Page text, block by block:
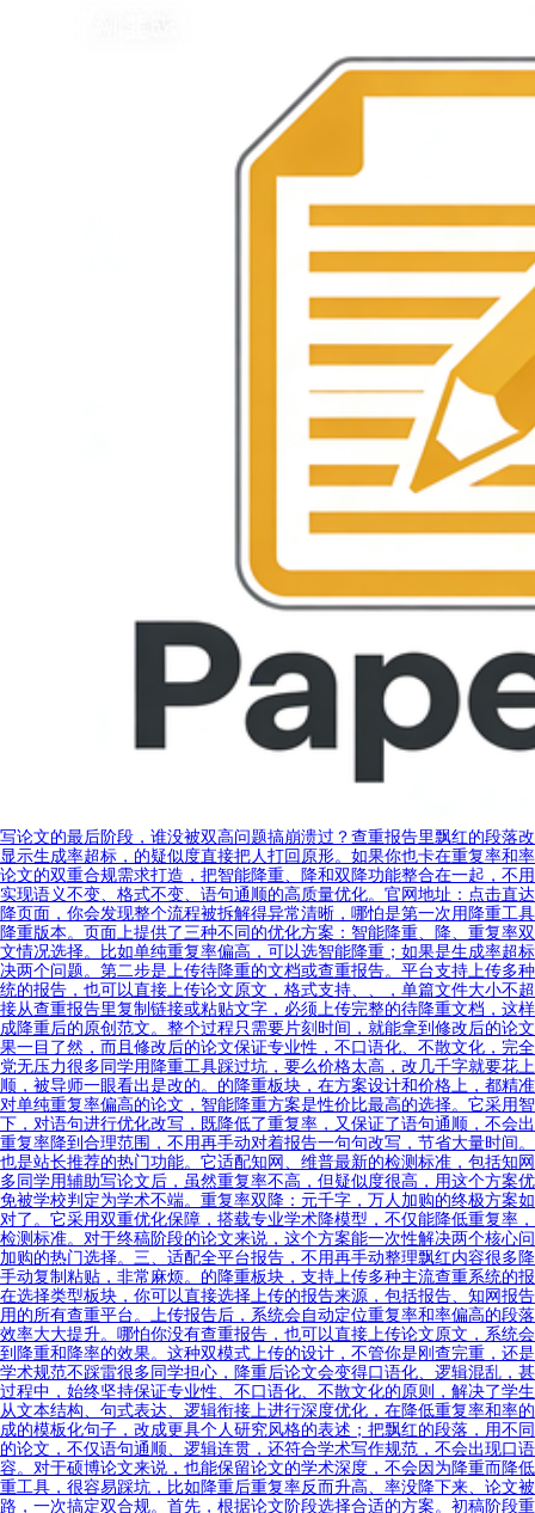
写论文的最后阶段，谁没被双高问题搞崩溃过？查重报告里飘红的段落
显示生成率超标，的疑似度直接把人打回原形。如果你也卡在重复率和
论文的双重合规需求打造，把智能降重、降和双降功能整合在一起，不
实现语义不变、格式不变、语句通顺的高质量优化。官网地址：点击直
降页面，你会发现整个流程被拆解得异常清晰，哪怕是第一次用降重工
降重版本。页面上提供了三种不同的优化方案：智能降重、降、重复率
文情况选择。比如单纯重复率偏高，可以选智能降重；如果是生成率超
决两个问题。第二步是上传待降重的文档或查重报告。平台支持上传多
统的报告，也可以直接上传论文原文，格式支持、、，单篇文件大小不
接从查重报告里复制链接或粘贴文字，必须上传完整的待降重文档，这
成降重后的原创范文。整个过程只需要片刻时间，就能拿到修改后的论
果一目了然，而且修改后的论文保证专业性，不口语化、不散文化，完
党无压力很多同学用降重工具踩过坑，要么价格太高，改几千字就要花
顺，被导师一眼看出是改的。的降重板块，在方案设计和价格上，都精
对单纯重复率偏高的论文，智能降重方案是性价比最高的选择。它采用
下，对语句进行优化改写，既降低了重复率，又保证了语句通顺，不会
重复率降到合理范围，不用再手动对着报告一句句改写，节省大量时间
也是站长推荐的热门功能。它适配知网、维普最新的检测标准，包括知
多同学用辅助写论文后，虽然重复率不高，但疑似度很高，用这个方案
免被学校判定为学术不端。重复率双降：元千字，万人加购的终极方案
对了。它采用双重优化保障，搭载专业学术降模型，不仅能降低重复率
检测标准。对于终稿阶段的论文来说，这个方案能一次性解决两个核心
加购的热门选择。三、适配全平台报告，不用再手动整理飘红内容很多
手动复制粘贴，非常麻烦。的降重板块，支持上传多种主流查重系统的
在选择类型板块，你可以直接选择上传的报告来源，包括报告、知网报
用的所有查重平台。上传报告后，系统会自动定位重复率和率偏高的段
效率大大提升。哪怕你没有查重报告，也可以直接上传论文原文，系统
到降重和降率的效果。这种双模式上传的设计，不管你是刚查完重，还
学术规范不踩雷很多同学担心，降重后论文会变得口语化、逻辑混乱，
过程中，始终坚持保证专业性、不口语化、不散文化的原则，解决了学
从文本结构、句式表达、逻辑衔接上进行深度优化，在降低重复率和率
成的模板化句子，改成更具个人研究风格的表述；把飘红的段落，用不
的论文，不仅语句通顺、逻辑连贯，还符合学术写作规范，不会出现口
容。对于硕博论文来说，也能保留论文的学术深度，不会因为降重而降
重工具，很容易踩坑，比如降重后重复率反而升高、率没降下来、论文
路，一次搞定双合规。首先，根据论文阶段选择合适的方案。初稿阶段